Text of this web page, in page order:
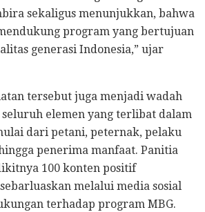
sekaligus menunjukkan, bahwa
program yang bertujuan
generasi Indonesia,” ujar
tersebut juga menjadi wadah
elemen yang terlibat dalam
dari petani, peternak, pelaku
penerima manfaat. Panitia
100 konten positif
melalui media sosial
terhadap program MBG.